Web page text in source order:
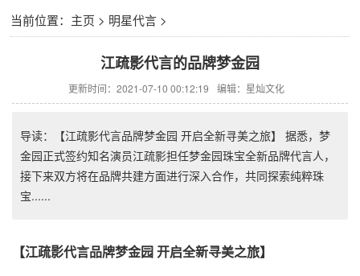
当前位置： 主页 > 明星代言>
江疏影代言的品牌梦金园
更新时间：2021-07-10 00:12:19 编辑：星灿文化
导读：【江疏影代言品牌梦金园 开启全新寻美之旅】 据悉，梦
金园正式签约知名演员江疏影担任梦金园珠宝全新品牌代言人，
接下来双方将在品牌共建方面进行深入合作，共同探索纯粹珠
宝......
【江疏影代言品牌梦金园 开启全新寻美之旅】